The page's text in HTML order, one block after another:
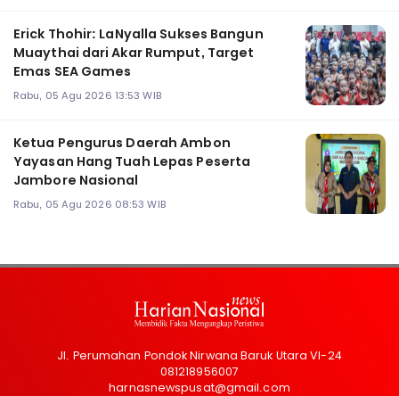
Erick Thohir: LaNyalla Sukses Bangun
Muaythai dari Akar Rumput, Target
Emas SEA Games
Rabu, 05 Agu 2026 13:53 WIB
Ketua Pengurus Daerah Ambon
Yayasan Hang Tuah Lepas Peserta
Jambore Nasional
Rabu, 05 Agu 2026 08:53 WIB
Jl. Perumahan Pondok Nirwana Baruk Utara VI-24
081218956007
harnasnewspusat@gmail.com